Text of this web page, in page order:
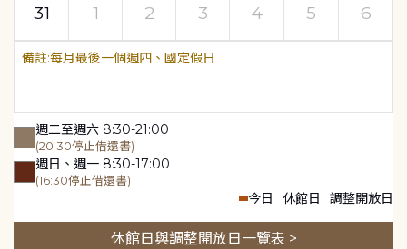
31
1 2 3 4 5 6
每月最後一個週四、國定假日
週二至週六 8:30-21:00
(20:30停止借還書)
週日、週一 8:30-17:00
(16:30停止借還書)
今日 休館日 調整開放日
休館日與調整開放日一覽表 >